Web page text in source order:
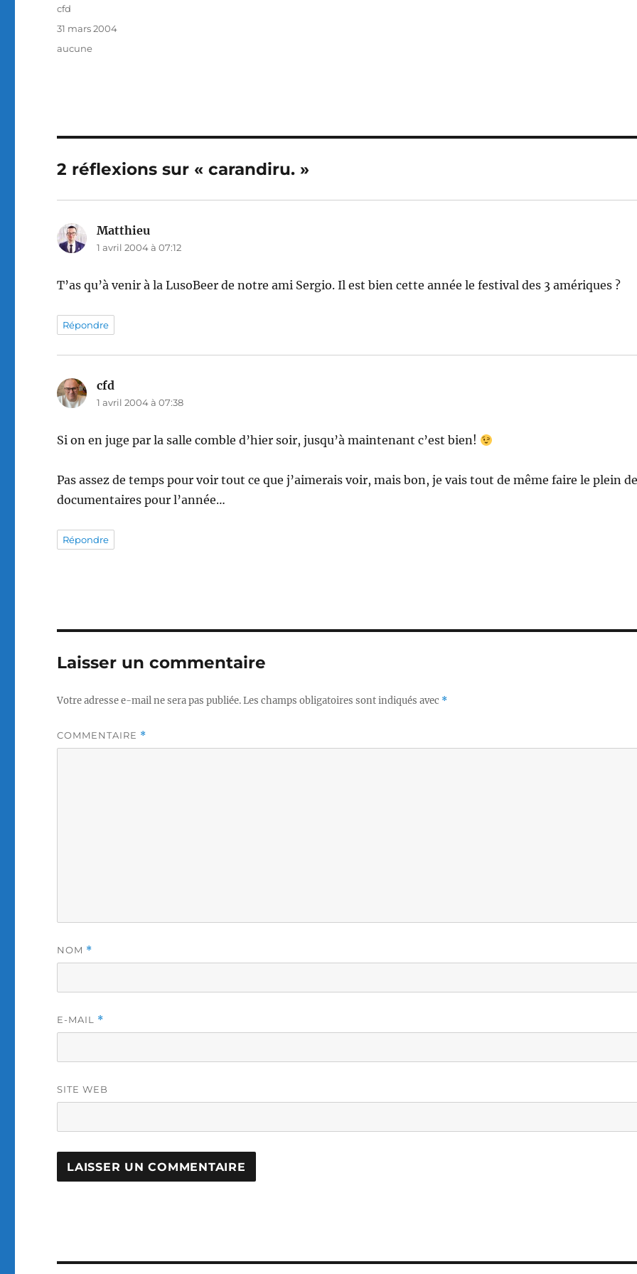
Auteur
cfd
Publié
31 mars 2004
Catégories
aucune
2 réflexions sur « carandiru. »
Matthieu
1 avril 2004 à 07:12
T’as qu’à venir à la LusoBeer de notre ami Sergio. Il est bien cette année le festival des 3 amériques ?
Répondre
cfd
1 avril 2004 à 07:38
Si on en juge par la salle comble d’hier soir, jusqu’à maintenant c’est bien!
Pas assez de temps pour voir tout ce que j’aimerais voir, mais bon, je vais tout de même faire le plein
documentaires pour l’année…
Répondre
Laisser un commentaire
Votre adresse e-mail ne sera pas publiée.Les champs obligatoires sont indiqués avec *
COMMENTAIRE *
NOM *
E-MAIL *
SITE WEB